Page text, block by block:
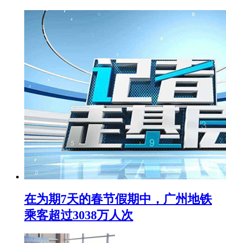
在为期7天的春节假期中，广州地铁
乘客超过3038万人次